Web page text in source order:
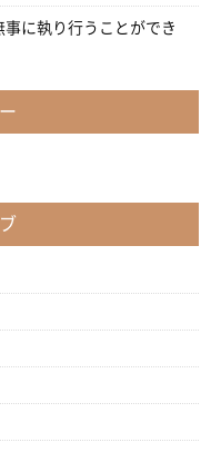
事に執り行うことができ